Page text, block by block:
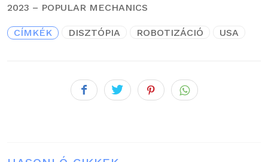
2023 – POPULAR MECHANICS
CÍMKÉK DISZTÓPIA ROBOTIZÁCIÓ USA